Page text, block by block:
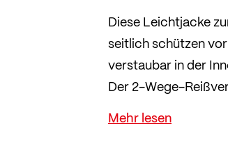
Diese Leichtjacke
seitlich schützen
verstaubar in der
Der 2-Wege-
die Jacke im
Bewegung mitmacht.